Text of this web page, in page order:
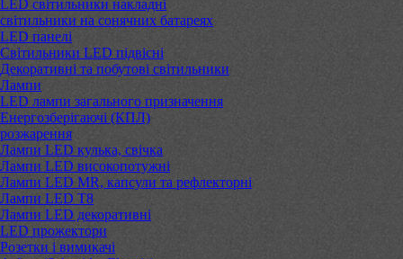
LED світильники накладні
світильники на сонячних батареях
LED панелі
Світильники LED підвісні
Декоративні та побутові світильники
Лампи
LED лампи загального призначення
Енергозберігаючі (КПЛ)
розжарення
Лампи LED кулька, свічка
Лампи LED високопотужні
Лампи LED MR, капсули та рефлекторні
Лампи LED Т8
Лампи LED декоративні
LED прожектори
Розетки і вимикачі